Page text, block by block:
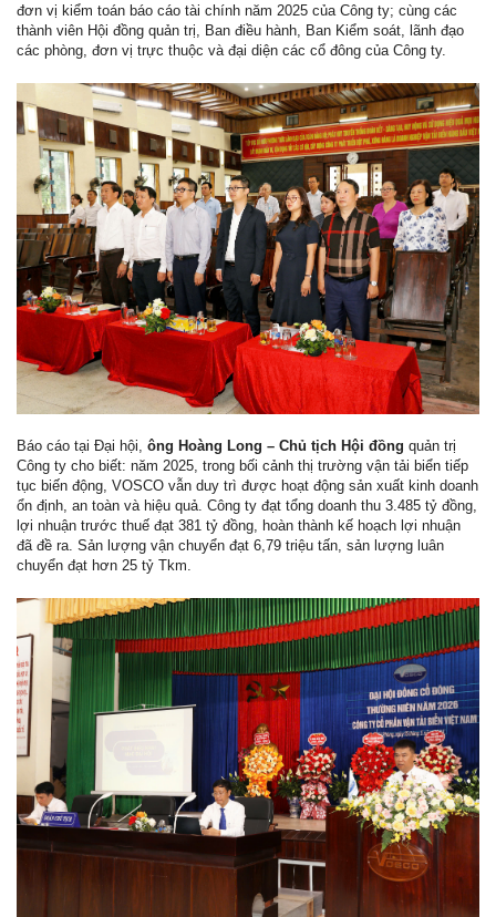
đơn vị kiểm toán báo cáo tài chính năm 2025 của Công ty; cùng các
thành viên Hội đồng quản trị, Ban điều hành, Ban Kiểm soát, lãnh đạo
các phòng, đơn vị trực thuộc và đại diện các cổ đông của Công ty.
Báo cáo tại Đại hội, ông Hoàng Long – Chủ tịch Hội đồng quản trị
Công ty cho biết: năm 2025, trong bối cảnh thị trường vận tải biển tiếp
tục biến động, VOSCO vẫn duy trì được hoạt động sản xuất kinh doanh
ổn định, an toàn và hiệu quả. Công ty đạt tổng doanh thu 3.485 tỷ đồng,
lợi nhuận trước thuế đạt 381 tỷ đồng, hoàn thành kế hoạch lợi nhuận
đã đề ra. Sản lượng vận chuyển đạt 6,79 triệu tấn, sản lượng luân
chuyển đạt hơn 25 tỷ Tkm.